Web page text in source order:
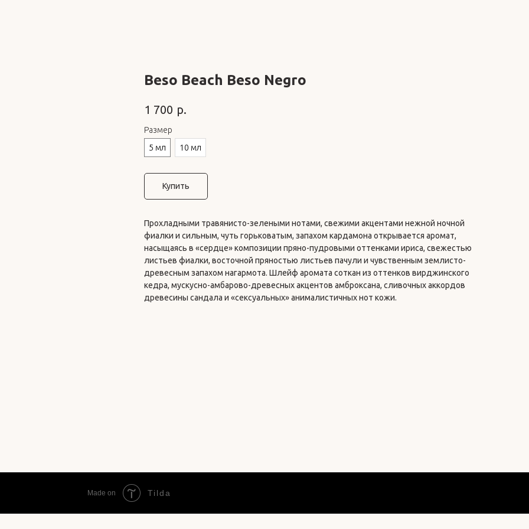
Beso Beach Beso Negro
1 700 р.
Размер
5 мл
10 мл
Купить
Прохладными травянисто-зелеными нотами, свежими акцентами нежной ночной
фиалки и сильным, чуть горьковатым, запахом кардамона открывается аромат,
насыщаясь в «сердце» композиции пряно-пудровыми оттенками ириса, свежестью
листьев фиалки, восточной пряностью листьев пачули и чувственным землисто-
древесным запахом нагармота. Шлейф аромата соткан из оттенков вирджинского
кедра, мускусно-амбарово-древесных акцентов амброксана, сливочных аккордов
древесины сандала и «сексуальных» анималистичных нот кожи.
Made on Tilda